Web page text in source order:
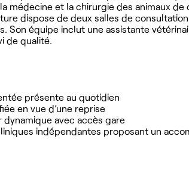
médecine et la chirurgie des animaux
dispose de deux salles de
Son équipe inclut une assistante
de qualité.
présente au quotidien
en vue d’une reprise
avec accès gare
indépendantes proposant un